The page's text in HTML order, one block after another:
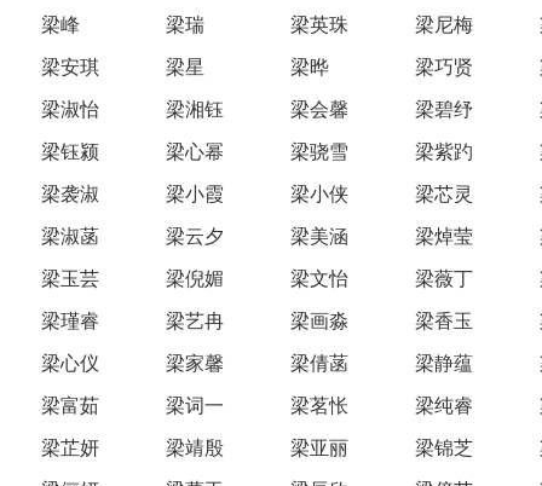
梁峰 梁瑞 梁英珠 梁尼梅
梁安琪 梁星 梁晔 梁巧贤
梁淑怡 梁湘钰 梁会馨 梁碧纾
梁钰颍 梁心幂 梁骁雪 梁紫趵
梁袭淑 梁小霞 梁小侠 梁芯灵
梁淑菡 梁云夕 梁美涵 梁焯莹
梁玉芸 梁倪媚 梁文怡 梁薇丁
梁瑾睿 梁艺冉 梁画淼 梁香玉
梁心仪 梁家馨 梁倩菡 梁静蕴
梁富茹 梁词一 梁茗怅 梁纯睿
梁芷妍 梁靖殷 梁亚丽 梁锦芝